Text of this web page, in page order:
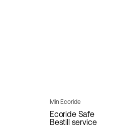
Min Ecoride
Ecoride Safe
Bestill service